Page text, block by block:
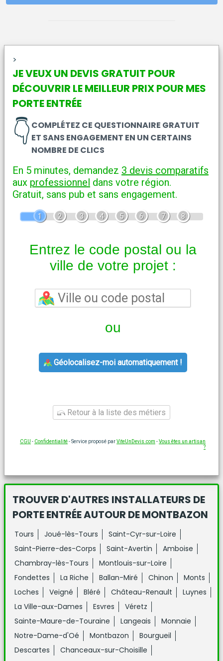
>
JE VEUX UN DEVIS GRATUIT POUR
DÉCOUVRIR LE MEILLEUR PRIX POUR MES
PORTE ENTRÉE
COMPLÉTEZ CE QUESTIONNAIRE GRATUIT
ET SANS ENGAGEMENT EN UN CERTAINS
NOMBRE DE CLICS
👇
En 5 minutes, demandez 3 devis comparatifs
aux professionnel dans votre région.
Gratuit, sans pub et sans engagement.
1 2 3 4 5 6 7 8
Entrez le code postal ou la
ville de votre projet :
ou
Géolocalisez-moi automatiquement !
Retour à la liste des métiers
CGU - Confidentialité- Service proposé parViteUnDevis.com -Vous êtes un artisan
?
TROUVER D'AUTRES INSTALLATEURS DE
PORTE ENTRÉEAUTOUR DE MONTBAZON
Tours Joué-lès-Tours
Saint-Cyr-sur-Loire
Saint-Pierre-des-Corps
Saint-Avertin
Amboise
Chambray-lès-Tours
Montlouis-sur-Loire
Fondettes
La Riche Ballan-Miré Chinon
Monts
Loches
Veigné Bléré Château-Renault
Luynes
La Ville-aux-Dames
Esvres
Véretz
Sainte-Maure-de-Touraine
Langeais
Monnaie
Notre-Dame-d'Oé
Montbazon
Bourgueil
Descartes
Chanceaux-sur-Choisille